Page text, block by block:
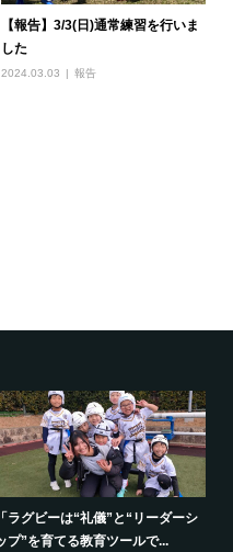
【報告】3/3(日)通常練習を行いま
した
2024.03.03 報告
「ラグビーは“礼儀”と“リーダーシ
プ”を育てる教育ツールで...